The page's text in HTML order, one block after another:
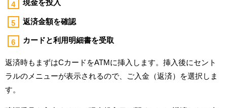
現金を投入
返済金額を確認
カードと利用明細書を受取
返済時もまずはCカードをATMに挿入します。挿入後にセント
ラルのメニューが表示されるので、ご入金（返済）を選択しま
す。